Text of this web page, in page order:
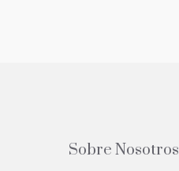
Sobre Nosotros